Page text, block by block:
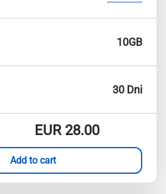
10GB
30 Dni
EUR28.00
Add to cart